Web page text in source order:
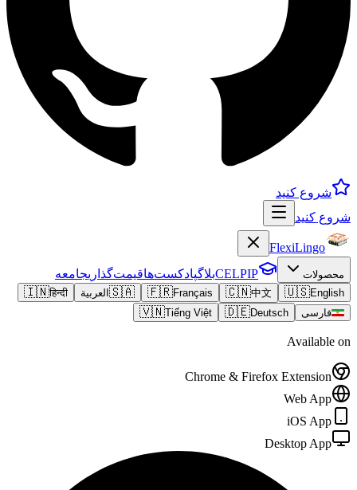
شروع کنید
شروع کنید
FlexiLingo
محصولات CELPIPبلاگپادکست‌هاقیمت‌گذاریجامعه
🇺🇸English
🇨🇳中文
🇫🇷Français
🇸🇦 العربية 🇮🇳हिन्दी
فارسی
🇩🇪Deutsch
🇻🇳Tiếng Việt
Available on
Chrome & Firefox Extension
Web App
iOS App
Desktop App